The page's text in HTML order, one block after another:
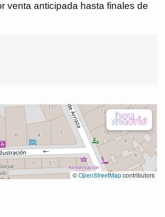
venta anticipada hasta finales de